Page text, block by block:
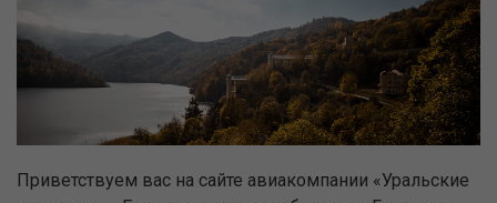
Приветствуем вас на сайте авиакомпании «Уральские